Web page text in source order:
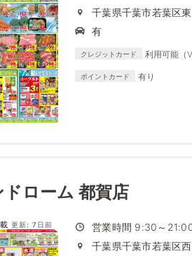
千葉県千葉市若葉区
有
クレジットカード
利用可能（
ポイントカード 有り
ドローム 都賀店
更新: 7日前
営業時間 9:30～
千葉県千葉市若葉区